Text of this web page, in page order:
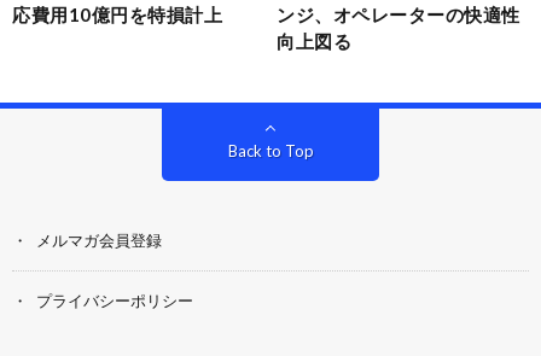
応費用10億円を特損計上
ンジ、オペレーターの快適性
向上図る
Back to Top
メルマガ会員登録
プライバシーポリシー